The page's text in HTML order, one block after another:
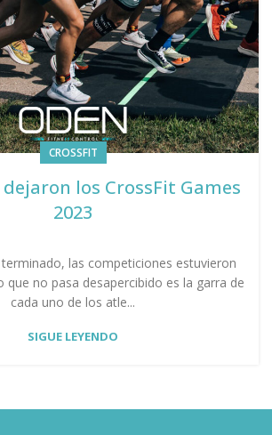
CROSSFIT
los CrossFit Games
2023
terminado, las competiciones estuvieron
que no pasa desapercibido es la garra de
cada uno de los atle...
SIGUE LEYENDO